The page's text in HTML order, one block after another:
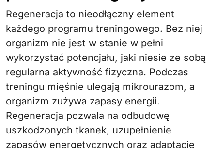
Regeneracja to nieodłączny element
każdego programu treningowego. Bez niej
organizm nie jest w stanie w pełni
wykorzystać potencjału, jaki niesie ze sobą
regularna aktywność fizyczna. Podczas
treningu mięśnie ulegają mikrourazom, a
organizm zużywa zapasy energii.
Regeneracja pozwala na odbudowę
uszkodzonych tkanek, uzupełnienie
zapasów energetycznych oraz adaptację